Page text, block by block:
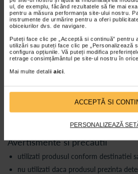
ul, de exemplu, făcând rezultatele să fie mai
pentru a măsura performanța site-ului nostru.
instrumente de urmărire pentru a oferi
obiceiurilor dvs. de navigare.
Puteți face clic pe „Acceptă si continuă” pentru
utilizări sau puteți face clic pe „Personalizează
configura opțiunile. Vă puteți modifica
retrage consimțământul pe site-ul nostru în orice
Mai multe detalii aici
ACCEPTĂ SI
PERSONALIZEAZĂ
Produsul se pozitioneaza in palma si se
aplicarea unei forte excesive. Exercitiile
necesitatii si nivelului individual de utilizare.
Caracteristici principale
minge pentru exercitii manuale
material siliconic
culoare verde
exercitii de strangere si mobilizare
Avertismente si precautii
utilizati produsul conform destinatiei
nu utilizati daca produsul prezinta